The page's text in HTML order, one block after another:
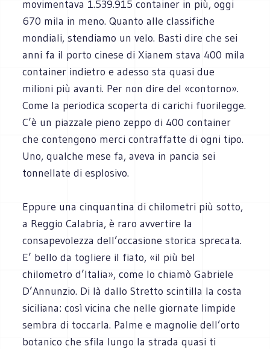
movimentava 1.539.915 container in più, oggi
670 mila in meno. Quanto alle classifiche
mondiali, stendiamo un velo. Basti dire che sei
anni fa il porto cinese di Xianem stava 400 mila
container indietro e adesso sta quasi due
milioni più avanti. Per non dire del «contorno».
Come la periodica scoperta di carichi fuorilegge.
C’è un piazzale pieno zeppo di 400 container
che contengono merci contraffatte di ogni tipo.
Uno, qualche mese fa, aveva in pancia sei
tonnellate di esplosivo.
Eppure una cinquantina di chilometri più sotto,
a Reggio Calabria, è raro avvertire la
consapevolezza dell’occasione storica sprecata.
E’ bello da togliere il fiato, «il più bel
chilometro d’Italia», come lo chiamò Gabriele
D’Annunzio. Di là dallo Stretto scintilla la costa
siciliana: così vicina che nelle giornate limpide
sembra di toccarla. Palme e magnolie dell’orto
botanico che sfila lungo la strada quasi ti